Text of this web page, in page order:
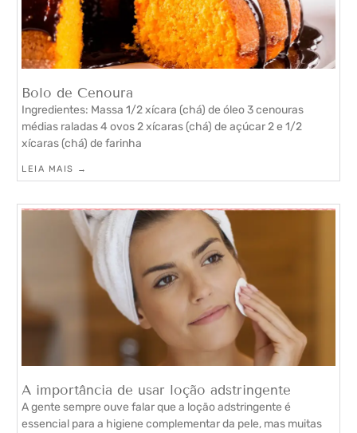
Bolo de Cenoura
Ingredientes: Massa 1/2 xícara (chá) de óleo 3 cenouras
médias raladas 4 ovos 2 xícaras (chá) de açúcar 2 e 1/2
xícaras (chá) de farinha
LEIA MAIS →
A importância de usar loção adstringente
A gente sempre ouve falar que a loção adstringente é
essencial para a higiene complementar da pele, mas muitas